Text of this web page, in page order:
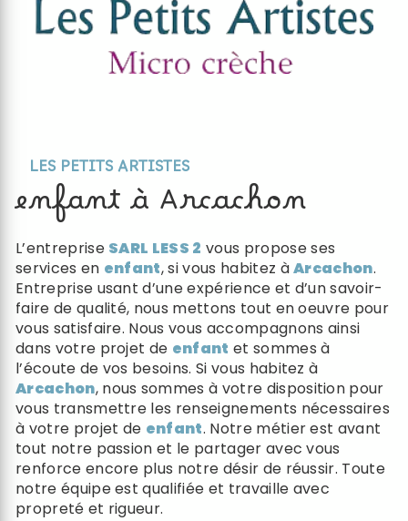
LES PETITS ARTISTES
enfant à Arcachon
L’entreprise SARL LESS 2 vous propose ses
services en enfant, si vous habitez àArcachon.
Entreprise usant d’une expérience et d’un savoir-
faire de qualité, nous mettons tout en oeuvre pour
vous satisfaire. Nous vous accompagnons ainsi
dans votre projet de enfant et sommes à
l’écoute de vos besoins. Si vous habitez à
Arcachon, nous sommes à votre disposition pour
vous transmettre les renseignements nécessaires
à votre projet de enfant. Notre métier est avant
tout notre passion et le partager avec vous
renforce encore plus notre désir de réussir. Toute
notre équipe est qualifiée et travaille avec
propreté et rigueur.